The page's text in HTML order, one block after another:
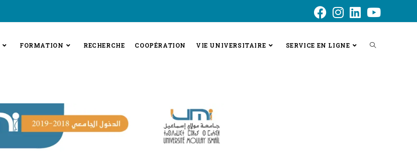
FORMATION RECHERCHE COOPÉRATION VIE UNIVERSITAIRE SERVICE EN LIGNE